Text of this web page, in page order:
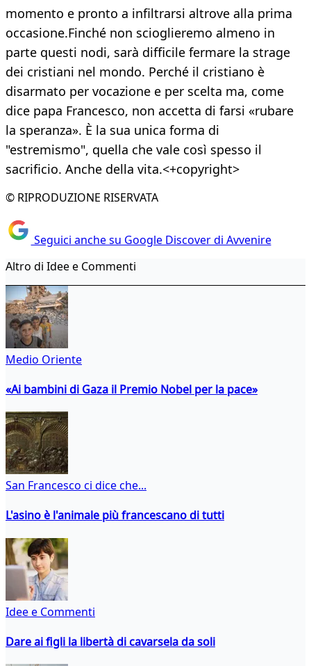
momento e pronto a infiltrarsi altrove alla prima
occasione.Finché non scioglieremo almeno in
parte questi nodi, sarà difficile fermare la strage
dei cristiani nel mondo. Perché il cristiano è
disarmato per vocazione e per scelta ma, come
dice papa Francesco, non accetta di farsi «rubare
la speranza». È la sua unica forma di
"estremismo", quella che vale così spesso il
sacrificio. Anche della vita.<+copyright>
© RIPRODUZIONE RISERVATA
Seguici anche su Google Discover di Avvenire
Altro di Idee e Commenti
Medio Oriente
«Ai bambini di Gaza il Premio Nobel per la pace»
San Francesco ci dice che...
L'asino è l'animale più francescano di tutti
Idee e Commenti
Dare ai figli la libertà di cavarsela da soli